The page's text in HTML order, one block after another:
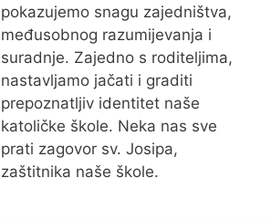
pokazujemo snagu zajedništva,
međusobnog razumijevanja i
suradnje. Zajedno s roditeljima,
nastavljamo jačati i graditi
prepoznatljiv identitet naše
katoličke škole. Neka nas sve
prati zagovor sv. Josipa,
zaštitnika naše škole.